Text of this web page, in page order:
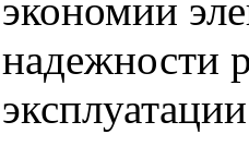
экономии
надежности